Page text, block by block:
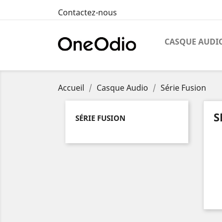
Contactez-nous
CASQUE
Accueil Casque Audio Série Fusion
SÉRIE FUSION